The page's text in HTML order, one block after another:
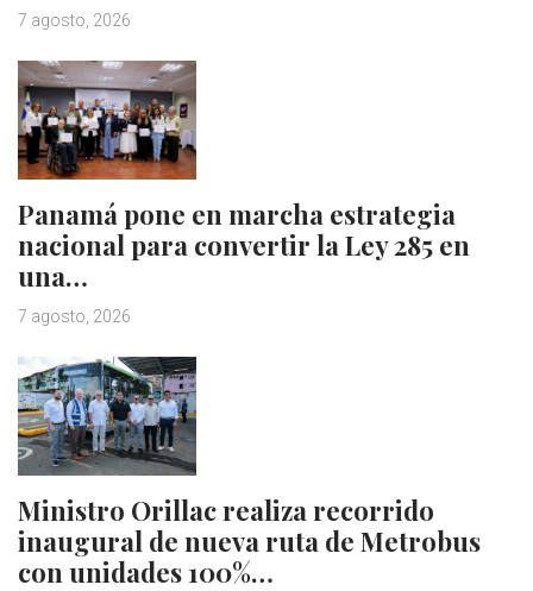
7 agosto, 2026
Panamá pone en marcha estrategia
nacional para convertir la Ley 285 en
una…
7 agosto, 2026
Ministro Orillac realiza recorrido
inaugural de nueva ruta de Metrobus
con unidades 100%…